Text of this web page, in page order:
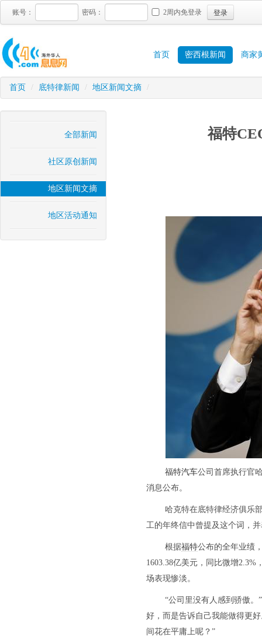
账号： 密码： 2周内免登录 登录
首页 密西根新闻 商家
首页 / 底特律新闻 / 地区新闻文摘 /
全部新闻
社区原创新闻
地区新闻文摘
地区活动通知
福特
福特汽车公司首席执行官
消息公布。
哈克特在底特律经济俱乐
工的年终信中曾提及这个词，
根据福特公布的全年业绩
1603.38亿美元，同比微增
场表现惨淡。
“公司里没有人感到骄傲
好，而是告诉自己我能做得更
间花在平庸上呢？”